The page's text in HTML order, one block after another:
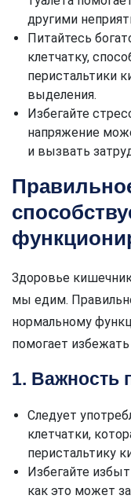
другими
Питайтесь
клетчатку,
перистальтики
выделения.
Избегайте
напряжение
и вызвать
Здоровье
мы едим.
нормальному
помогает
1. Важность
Следует
клетчатки,
перистальтику
Избегайте
как это может